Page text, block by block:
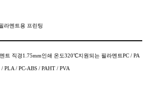
라멘트용 프린팅
트 직경1.75mm인쇄 온도320℃지원되는 필라멘트PC / PA
/ PLA / PC-ABS / PAHT / PVA